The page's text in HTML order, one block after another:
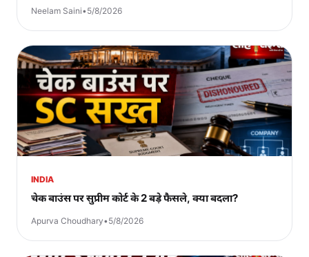
Neelam Saini•5/8/2026
INDIA
चेक बाउंस पर सुप्रीम कोर्ट के 2 बड़े फैसले, क्या बदला?
Apurva Choudhary•5/8/2026